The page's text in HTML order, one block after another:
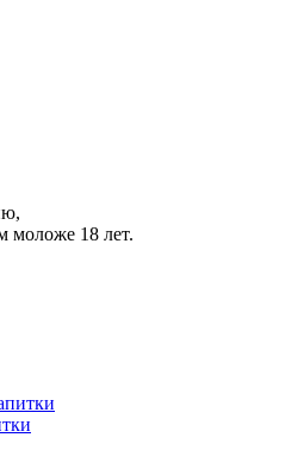
моложе 18 лет.